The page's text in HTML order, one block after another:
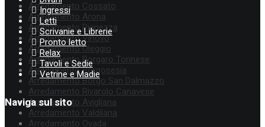
Arredamento Cossato
Arredamento Arona
Arredamento Pianezza
Arredamento Vinovo
Arredamento Oleggio
Arredamento Borgaro Torinese
Arredamento Borgosesia
Arredamento Borgo San Dalmazzo
Arredamento Rivarolo Canavese
Arredamento Avigliana
Arredamento Valdilana
Arredamento Ovada
Ingressi
Letti
Scrivanie e Librerie
Pronto letto
Relax
Tavoli e Sedie
Vetrine e Madie
Naviga sul sito